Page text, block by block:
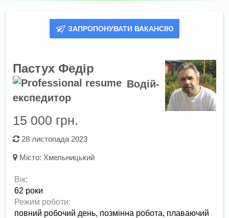
ЗАПРОПОНУВАТИ ВАКАНСІЮ
Пастух Федір
Водій-
експедитор
15 000 грн.
28 листопада 2023
Місто: Хмельницький
Вік:
62 роки
Режим роботи:
повний робочий день, позмінна робота, плаваючий